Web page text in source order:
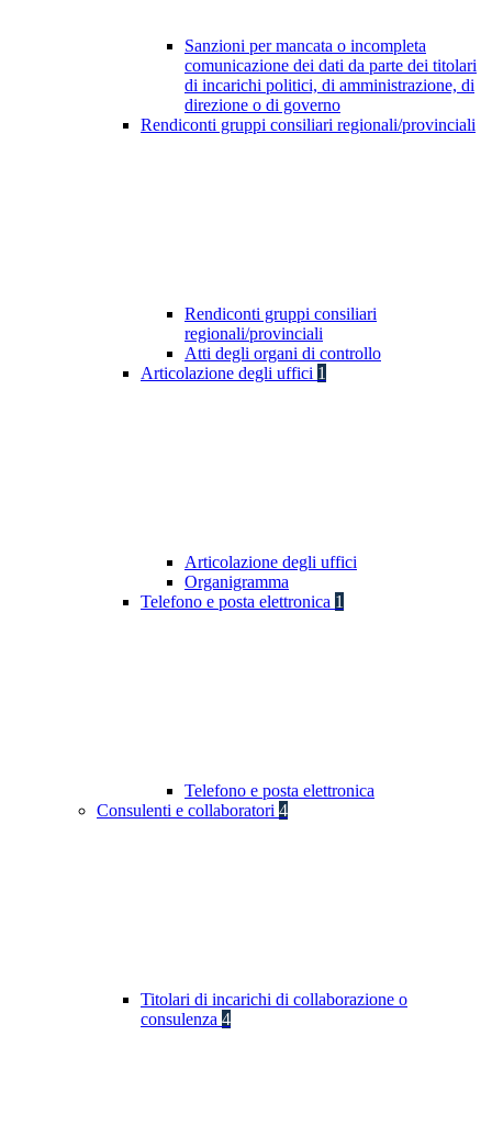
Sanzioni per mancata o incompleta
comunicazione dei dati da parte dei titolari
di incarichi politici, di amministrazione, di
direzione o di governo
Rendiconti gruppi consiliari regionali/provinciali
Rendiconti gruppi consiliari
regionali/provinciali
Atti degli organi di controllo
Articolazione degli uffici 1
Articolazione degli uffici
Organigramma
Telefono e posta elettronica 1
Telefono e posta elettronica
Consulenti e collaboratori 4
Titolari di incarichi di collaborazione o
consulenza 4